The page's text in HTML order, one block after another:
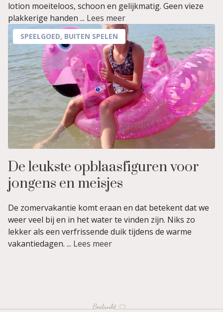
lotion moeiteloos, schoon en gelijkmatig. Geen vieze
plakkerige handen ... Lees meer
SPEELGOED, BUITEN SPELEN
De leukste opblaasfiguren voor
jongens en meisjes
De zomervakantie komt eraan en dat betekent dat we
weer veel bij en in het water te vinden zijn. Niks zo
lekker als een verfrissende duik tijdens de warme
vakantiedagen. ... Lees meer